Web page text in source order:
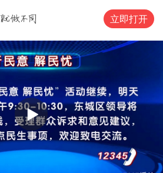
立即打开